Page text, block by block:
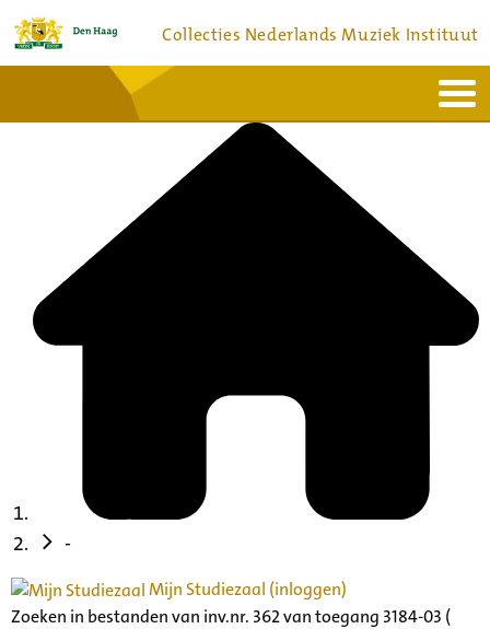
Collecties Nederlands Muziek Instituut
Bronnen en collecties
-
Mijn Studiezaal (inloggen)
Zoeken in bestanden van inv.nr. 362 van toegang 3184-03 (